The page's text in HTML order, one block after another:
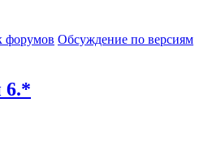
форумов Обсуждение по версиям
6.*